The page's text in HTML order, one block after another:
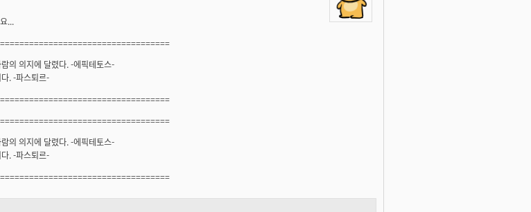
...
의 의지에 달렸다. -에픽테토스-
. -파스퇴르-
의 의지에 달렸다. -에픽테토스-
. -파스퇴르-